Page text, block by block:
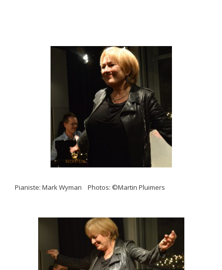
Pianiste: Mark Wyman Photos: ©Martin Pluimers